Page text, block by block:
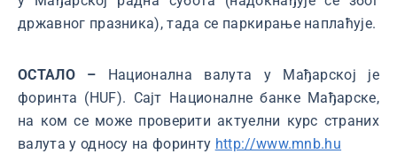
државног празника), тада се паркирање наплаћује.
ОСТАЛО – Национална валута у Мађарској је
форинта (HUF). Сајт Националне банке Мађарске,
на ком се може проверити актуелни курс страних
валута у односу на форинту http://www.mnb.hu